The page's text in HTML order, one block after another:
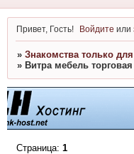
Привет, Гость! Войдите или
» Знакомства только
» Витра мебель
Страница: 1